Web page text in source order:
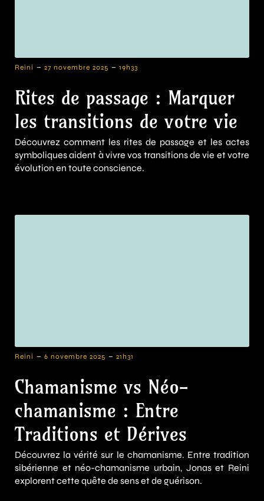
Reini - 27 novembre 2025 - 19h33
Rites de passage : Marquer
les transitions de votre vie
Découvrez comment les rites de passage et les actes
symboliques aident à vivre vos transitions de vie et votre
évolution en toute conscience.
Reini - 6 novembre 2025 - 21h31
Chamanisme vs Néo-
chamanisme : Entre
Traditions et Dérives
Découvrez la vérité sur le chamanisme. Entre tradition
sibérienne et néo-chamanisme urbain, Jonas et Reini
explorent cette quête de sens et de guérison.